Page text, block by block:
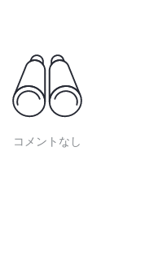
コメントなし